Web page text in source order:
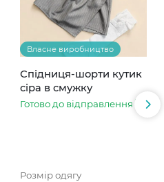
Власне виробництво
Спідниця-шорти кутик
сіра в смужку
Готово до відправлення
Розмір одягу